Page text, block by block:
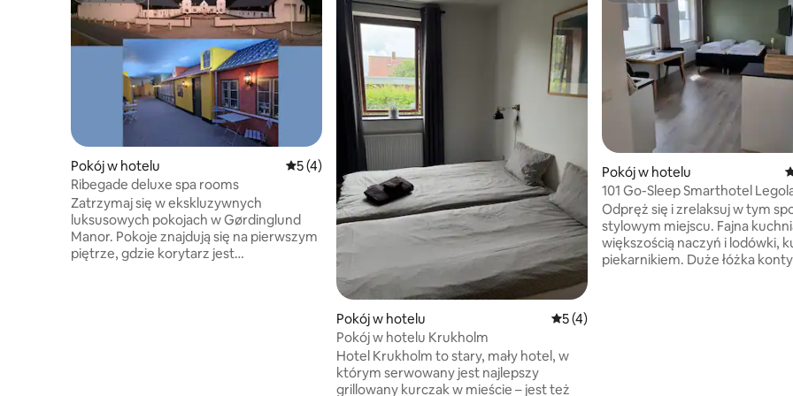
Pokój w hotelu Średnia ocena: 5 na 5, liczba recenzji: 4
5 (4)
Ribegade deluxe spa rooms
Zatrzymaj się w ekskluzywnych
luksusowych pokojach w Gørdinglund
Manor. Pokoje znajdują się na pierwszym
piętrze, gdzie korytarz jest
Pokój w hotelu Średnia ocena: 5 na 5, liczba recenzji: 4
5 (4)
Pokój w hotelu Krukholm
Hotel Krukholm to stary, mały hotel, w
którym serwowany jest najlepszy
grillowany kurczak w mieście – jest też
Pokój w hotelu
101 Go-Sleep Smarthotel
lotniczy Billund
Odpręż się i zrelaksuj w tym
stylowym miejscu. Fajna
większością naczyń i lodówki,
piekarnikiem. Duże łóżka